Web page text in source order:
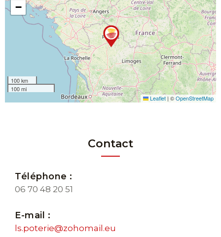
−
100 km
100 mi
Leaflet | ©OpenStreetMap
Contact
Téléphone :
06 70 48 20 51
E-mail :
ls.poterie@zohomail.eu